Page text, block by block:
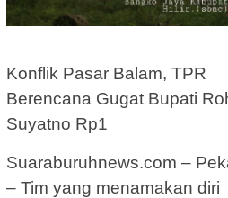
Konflik Pasar Balam, TPR
Berencana Gugat Bupati
Suyatno Rp1
Suaraburuhnews.com –
– Tim yang menamakan diri